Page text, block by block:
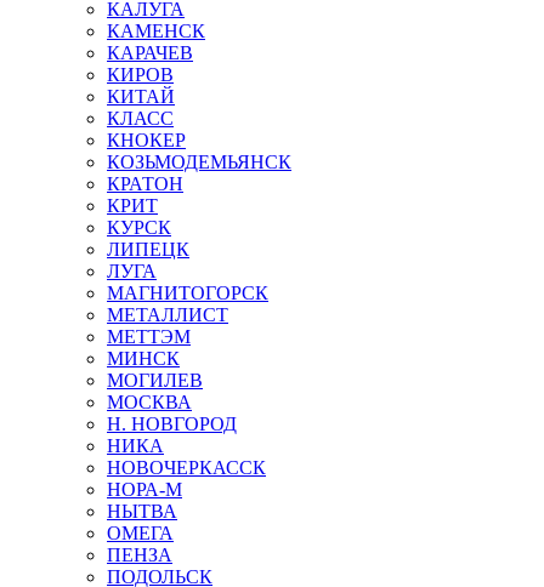
КАЛУГА
КАМЕНСК
КАРАЧЕВ
КИРОВ
КИТАЙ
КЛАСС
КНОКЕР
КОЗЬМОДЕМЬЯНСК
КРАТОН
КРИТ
КУРСК
ЛИПЕЦК
ЛУГА
МАГНИТОГОРСК
МЕТАЛЛИСТ
МЕТТЭМ
МИНСК
МОГИЛЕВ
МОСКВА
Н. НОВГОРОД
НИКА
НОВОЧЕРКАССК
НОРА-М
НЫТВА
ОМЕГА
ПЕНЗА
ПОДОЛЬСК